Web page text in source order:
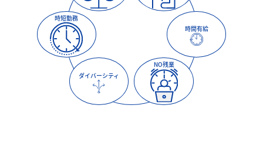
時短勤務
時間有給
ダイバーシティ
NO残業